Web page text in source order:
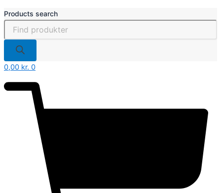
Products search
0,00 kr. 0